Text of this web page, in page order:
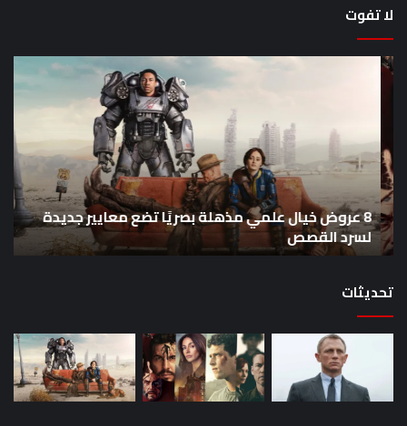
لا تفوت
8
عروض
مذهلة
بصريًا
تضع
معايير
جديدة
لسرد
القصص
8 عروض خيال علمي مذهلة بصريًا تضع معايير جديدة
لسرد القصص
تحديثات